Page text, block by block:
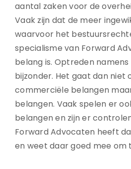
aantal zaken voor de
Vaak zijn dat de meer
waarvoor het
specialisme van Forward
belang is. Optreden namens
bijzonder. Het gaat dan niet
commerciële belangen
belangen. Vaak spelen er
belangen en zijn er
Forward Advocaten heeft
en weet daar goed mee om